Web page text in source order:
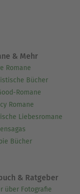
& Mehr
Romane
Bücher
Romane
Romane
Liebesromane
Bücher
& Ratgeber
über Fotografie